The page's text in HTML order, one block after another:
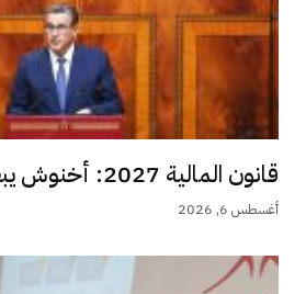
قانون المالية 2027: أخنوش يبقي على دعم...
أغسطس 6, 2026